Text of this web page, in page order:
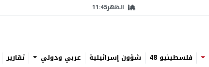
الظهر11:45
فلسطينيو 48 شؤون إسرائيلية عربي ودولي تقارير